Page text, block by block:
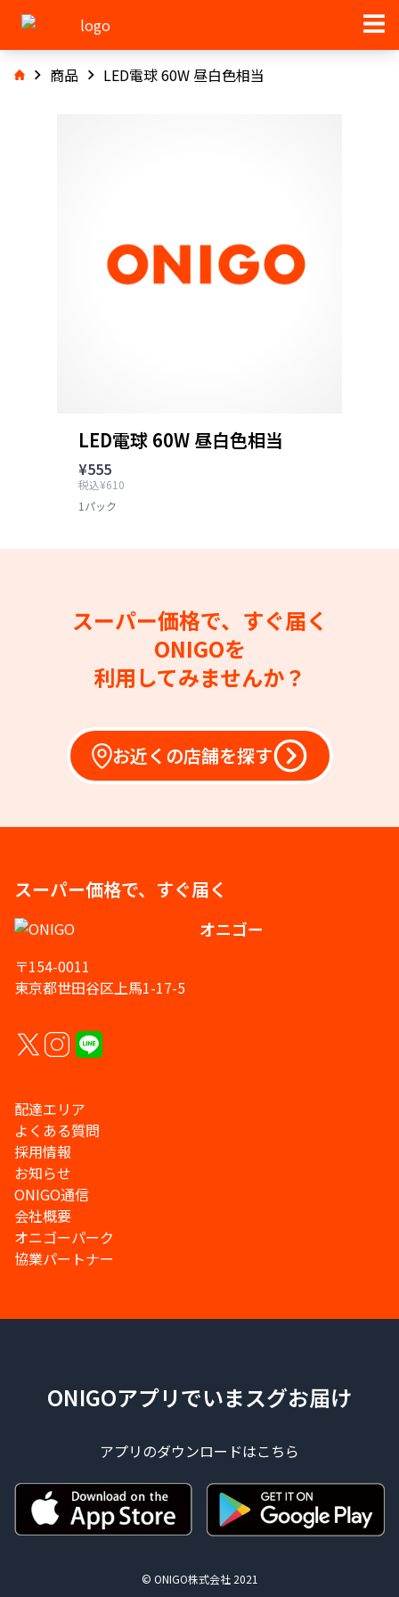
商品 LED電球 60W 昼白色相当
LED電球 60W 昼白色相当
¥555
税込¥610
1パック
スーパー価格で、すぐ届く
ONIGOを
利用してみませんか？
お近くの店舗を探す
スーパー価格で、すぐ届く
オニゴー
〒154-0011
東京都世田谷区上馬1-17-5
配達エリア
よくある質問
採用情報
お知らせ
ONIGO通信
会社概要
オニゴーパーク
協業パートナー
ONIGOアプリでいまスグお届け
アプリのダウンロードはこちら
© ONIGO株式会社 2021